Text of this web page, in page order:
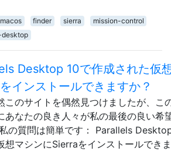
macos finder sierra
mission-control
Desktop 10で作成された仮
インストールできますか？
このサイトを偶然見つけましたが、こ
あなたの良き人々が私の最後の良い希
の質問は簡単です： Parallels
想マシンにSierraをインストールでき